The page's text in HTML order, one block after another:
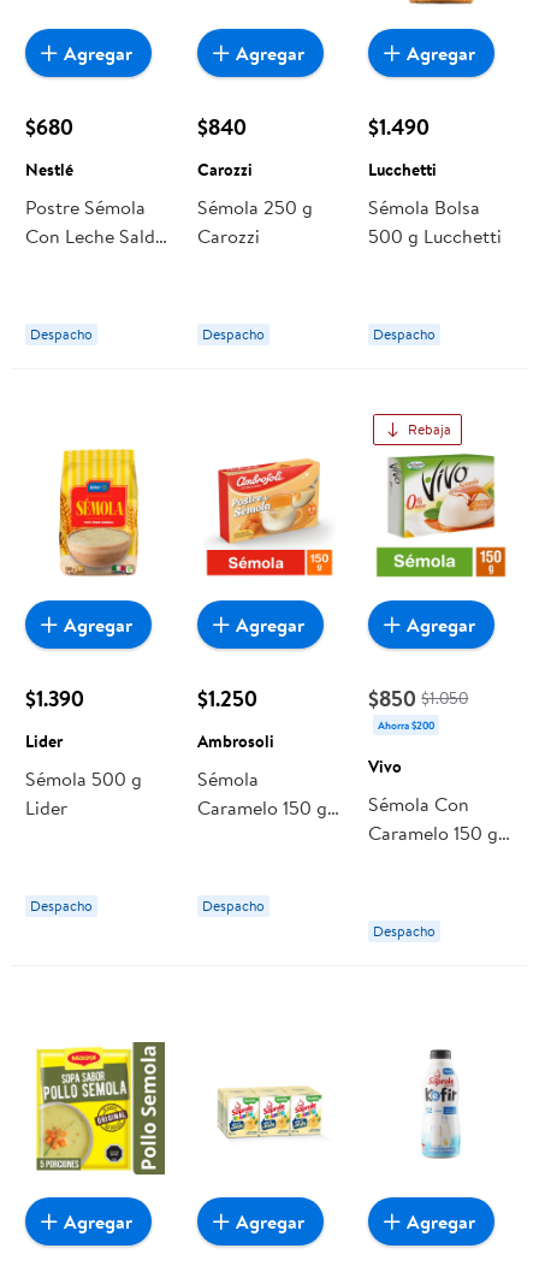
$680
Nestlé
Postre Sémola
Con Leche Salda
Nestlé
Despacho
Agregar
$840
Carozzi
Sémola 250 g
Carozzi
Despacho
Agregar
$1.490
Lucchetti
Sémola Bolsa
500 g Lucchetti
Despacho
Agregar
$1.390
Lider
Sémola 500 g
Lider
Despacho
Agregar
$1.250
Ambrosoli
Sémola
Caramelo 150 g
Despacho
Agregar
Rebaja
$850 $1.050
Ahorra $200
Vivo
Sémola Con
Caramelo 150 g
Despacho
Agregar
Agregar Agregar Agregar